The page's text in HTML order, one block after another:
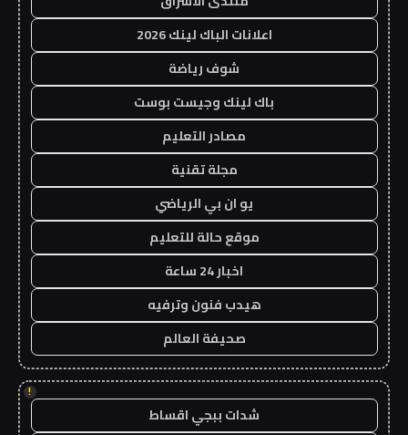
اعلانات الباك لينك 2026
شوف رياضة
باك لينك وجيست بوست
مصادر التعليم
مجلة تقنية
يو ان بي الرياضي
موقع حالة للتعليم
اخبار 24 ساعة
هيدب فنون وترفيه
صحيفة العالم
!
شدات ببجي اقساط